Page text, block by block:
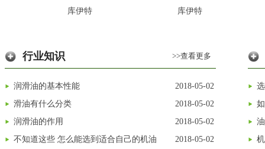
库伊特 库伊特
行业知识 >>查看更多
2018-05-02
润滑油的基本性能
2018-05-02
滑油有什么分类
2018-05-02
润滑油的作用
2018-05-02
不知道这些 怎么能选到适合自己的机油